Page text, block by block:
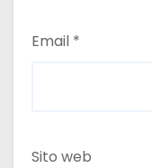
Email *
Sito web